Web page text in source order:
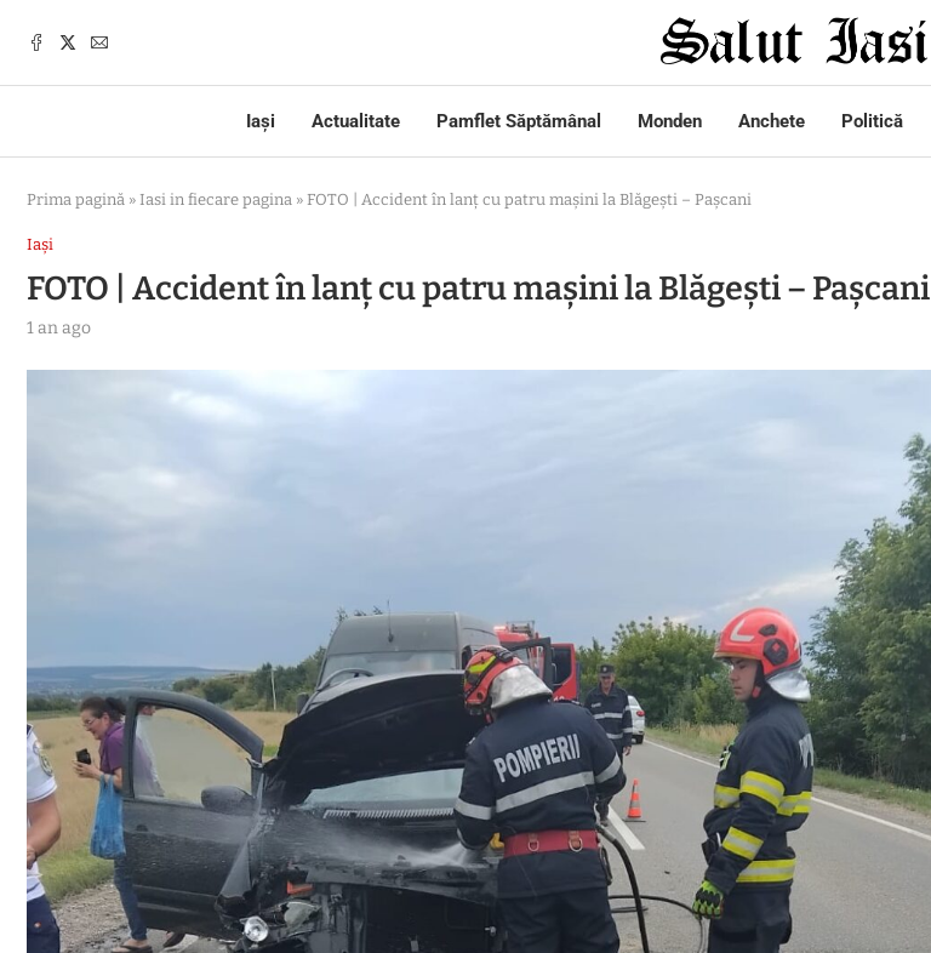
Iași Actualitate Pamflet Săptămânal Monden Anchete Politică
Prima pagină » Iasi in fiecare pagina » FOTO | Accident în lanț cu patru mașini la Blăgești – Pașcani
Iași
FOTO | Accident în lanț cu patru mașini la Blăgești – Pașcani
1 an ago